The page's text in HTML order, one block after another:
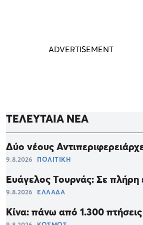
ΤΕΛΕΥΤΑΙΑ ΝΕΑ
Δύο νέους
9.8.2026 ΠΟΛΙΤΙΚΗ
Ευάγελος Τουρνάς: Σε
9.8.2026 ΕΛΛΑΔΑ
Κίνα: πάνω από 1.300